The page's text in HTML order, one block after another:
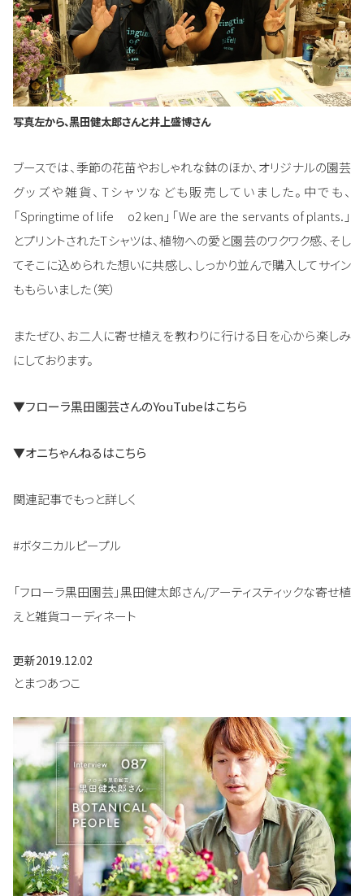
写真左から、黒田健太郎さんと井上盛博さん
ブースでは、季節の花苗やおしゃれな鉢のほか、オリジナルの園芸
グッズや雑貨、Tシャツなども販売していました。中でも、
「Springtime of life o2 ken」「We are the servants of plants.」
とプリントされたTシャツは、植物への愛と園芸のワクワク感、そし
てそこに込められた想いに共感し、しっかり並んで購入してサイン
ももらいました（笑）
またぜひ、お二人に寄せ植えを教わりに行ける日を心から楽しみ
にしております。
▼フローラ黒田園芸さんのYouTubeはこちら
▼オニちゃんねるはこちら
関連記事でもっと詳しく
#ボタニカルピープル
「フローラ黒田園芸」黒田健太郎さん/アーティスティックな寄せ植
えと雑貨コーディネート
更新2019.12.02
とまつあつこ